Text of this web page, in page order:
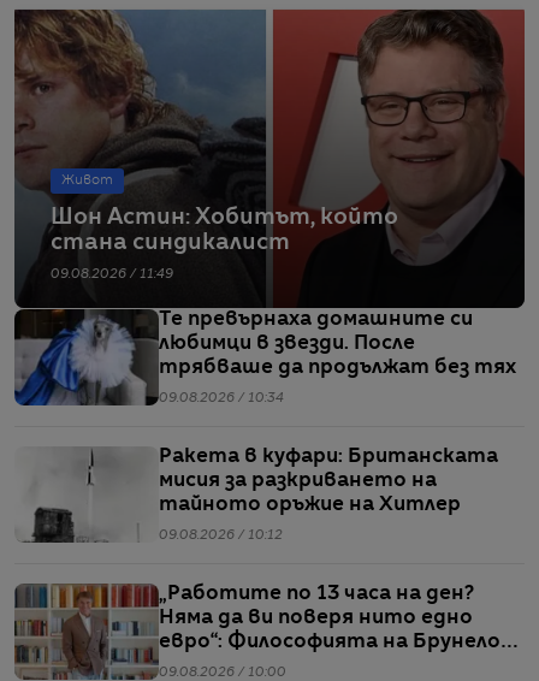
Живот
Шон Астин: Хобитът, който
стана синдикалист
09.08.2026 / 11:49
Те превърнаха домашните си
любимци в звезди. После
трябваше да продължат без тях
09.08.2026 / 10:34
Ракета в куфари: Британската
мисия за разкриването на
тайното оръжие на Хитлер
09.08.2026 / 10:12
„Работите по 13 часа на ден?
Няма да ви поверя нито едно
евро“: Философията на Брунело
Кучинели за бизнеса и живота
09.08.2026 / 10:00